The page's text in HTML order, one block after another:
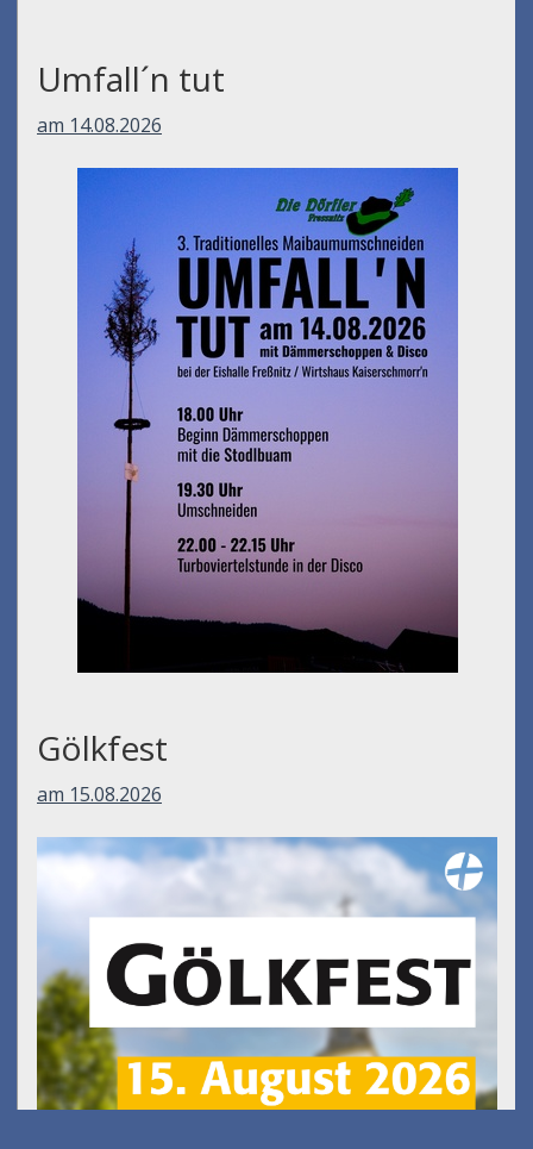
Peter Kettenfeier
am 07.08.2026
Umfall´n tut
am 14.08.2026